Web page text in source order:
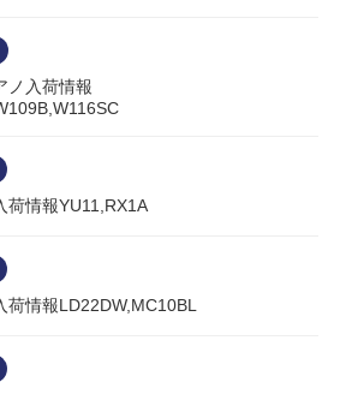
ノ入荷情報
荷情報YU11,RX1A
荷情報LD22DW,MC10BL